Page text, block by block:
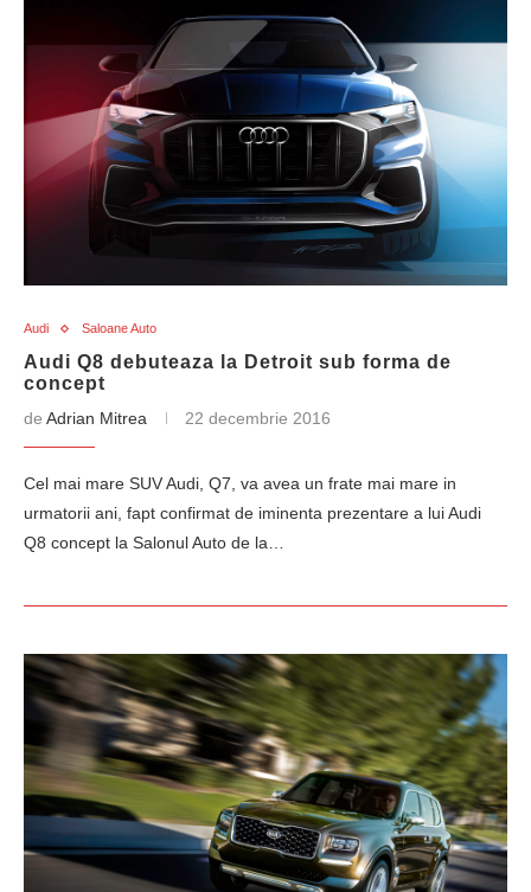
Audi Saloane Auto
Audi Q8 debuteaza la Detroit sub forma de
concept
de Adrian Mitrea 22 decembrie 2016
Cel mai mare SUV Audi, Q7, va avea un frate mai mare in
urmatorii ani, fapt confirmat de iminenta prezentare a lui Audi
Q8 concept la Salonul Auto de la…